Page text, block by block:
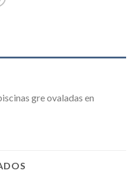
gre ovaladas en